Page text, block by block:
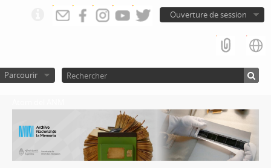
Ouverture de session
Parcourir